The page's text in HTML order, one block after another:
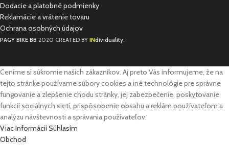
Dodacie a platobné podmienky
Reklamácie a vrátenie tovaru
Ochrana osobných údajov
PAGY BIKE BB 2020 CREATED BY INdividuality.
Ceníme si súkromie našich zákazníkov. Aj preto Vás informujeme, že na
tejto stránke používame súbory cookies a iné technológie pre správne
fungovanie a zlepšenie chodu stránky, jej zabezpečenie, poskytovanie
funkcií sociálnych sietí, prispôsobenie obsahu a reklám používateľom a
analýzu návštevnosti a správania používateľov.
Viac InformáciíSúhlasím
Obchod